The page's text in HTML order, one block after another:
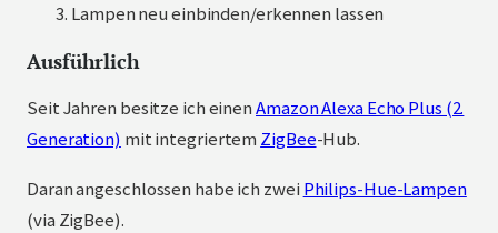
Lampen neu einbinden/erkennen lassen
Ausführlich
Seit Jahren besitze ich einenAmazon Alexa Echo Plus (2.
Generation) mit integriertem ZigBee-Hub.
Daran angeschlossen habe ich zweiPhilips-Hue-Lampen
(via ZigBee).